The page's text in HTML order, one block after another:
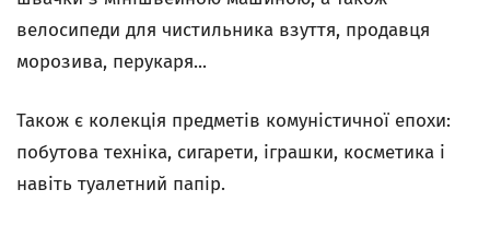
велосипеди для чистильника взуття, продавця
морозива, перукаря...
Також є колекція предметів комуністичної епохи:
побутова техніка, сигарети, іграшки, косметика і
навіть туалетний папір.